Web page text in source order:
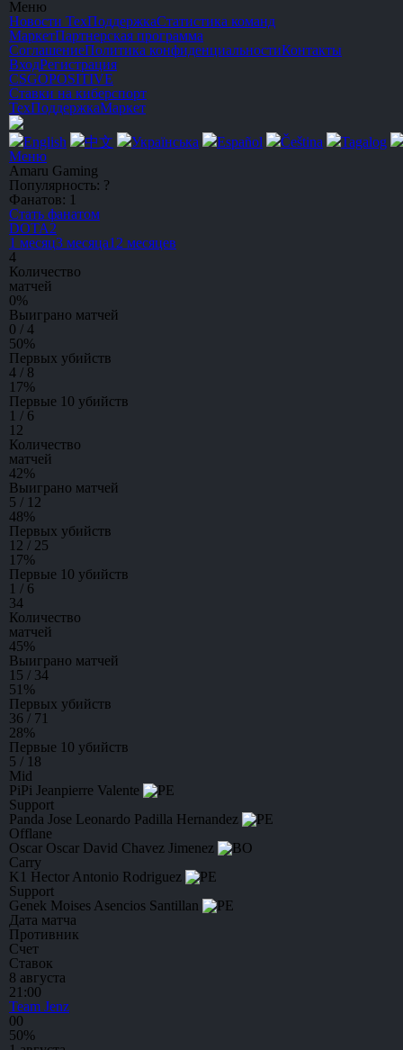
Меню
Новости ТехПоддержкаСтатистика команд
МаркетПартнерская программа
СоглашениеПолитика конфиденциальностиКонтакты
ВходРегистрация
CSGOPOSITIVE
Ставки на киберспорт
ТехПоддержкаМаркет
English 中文 Українська Español Čeština
Tagalog
Меню
Amaru Gaming
Популярность: ?
Фанатов: 1
Стать фанатом
DOTA2
1 месяц3 месяца12 месяцев
4
Количество
матчей
0%
Выиграно матчей
0 / 4
50%
Первых убийств
4 / 8
17%
Первые 10 убийств
1 / 6
12
Количество
матчей
42%
Выиграно матчей
5 / 12
48%
Первых убийств
12 / 25
17%
Первые 10 убийств
1 / 6
34
Количество
матчей
45%
Выиграно матчей
15 / 34
51 %
Первых убийств
36 / 71
28%
Первые 10 убийств
5 / 18
Mid
PiPi Jeanpierre Valente
Support
Panda Jose Leonardo Padilla Hernandez
Offlane
Oscar Oscar David Chavez Jimenez
Carry
K1 Hector Antonio Rodriguez
Support
Genek Moises Asencios Santillan
Дата матча
Противник
Счет
Ставок
8 августа
21:00
Team Jenz
00
50%